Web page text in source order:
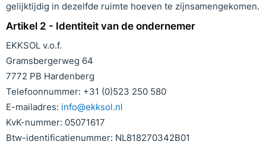
gelijktijdig in dezelfde ruimte hoeven te zijnsamengekomen.
Artikel 2 - Identiteit van de ondernemer
EKKSOL v.o.f.
Gramsbergerweg 64
7772 PB Hardenberg
Telefoonnummer: +31 (0)523 250 580
E-mailadres: info@ekksol.nl
KvK-nummer: 05071617
Btw-identificatienummer: NL818270342B01